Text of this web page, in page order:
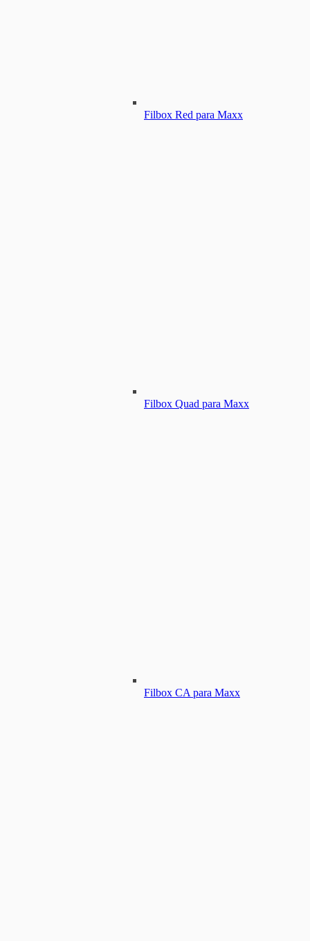
Filbox Red para Maxx
Filbox Quad para Maxx
Filbox CA para Maxx